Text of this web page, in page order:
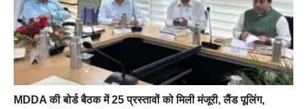
MDDA की बोर्ड बैठक में 25 प्रस्तावों को मिली मंजूरी, लैंड पूलिंग,